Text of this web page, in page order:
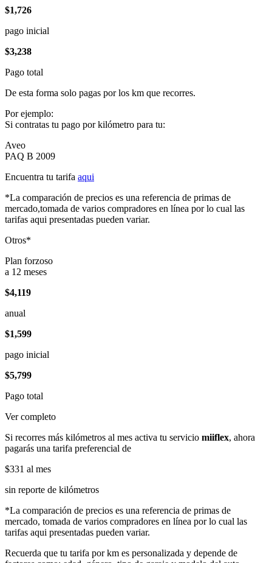
$1,726
pago inicial
$3,238
Pago total
De esta forma solo pagas por los km que recorres.
Por ejemplo:
Si contratas tu pago por kilómetro para tu:
Aveo
PAQ B 2009
Encuentra tu tarifa aqui
*La comparación de precios es una referencia de primas de
mercado,tomada de varios compradores en línea por lo cual las
tarifas aqui presentadas pueden variar.
Otros*
Plan forzoso
a 12 meses
$4,119
anual
$1,599
pago inicial
$5,799
Pago total
Ver completo
Si recorres más kilómetros al mes activa tu servicio miiflex, ahora
pagarás una tarifa preferencial de
$331 al mes
sin reporte de kilómetros
*La comparación de precios es una referencia de primas de
mercado, tomada de varios compradores en línea por lo cual las
tarifas aqui presentadas pueden variar.
Recuerda que tu tarifa por km es personalizada y depende de